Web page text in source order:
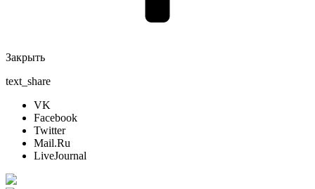
Закрыть
text_share
VK
Facebook
Twitter
Mail.Ru
LiveJournal